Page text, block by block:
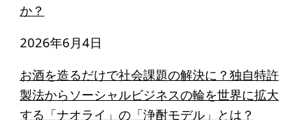
か？
2026年6月4日
お酒を造るだけで社会課題の解決に？独自特許
製法からソーシャルビジネスの輪を世界に拡大
する「ナオライ」の「浄酎モデル」とは？